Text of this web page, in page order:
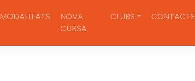
MODALITATS
NOVA
CURSA
CLUBS CONTACTE